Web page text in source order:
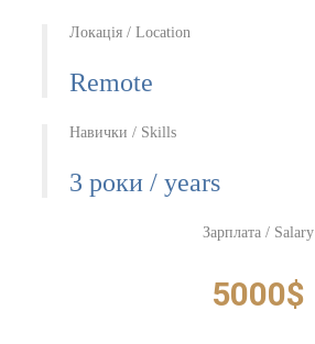
Локація / Location
Remote
Навички / Skills
3 роки / years
Зарплата / Salary
5000$